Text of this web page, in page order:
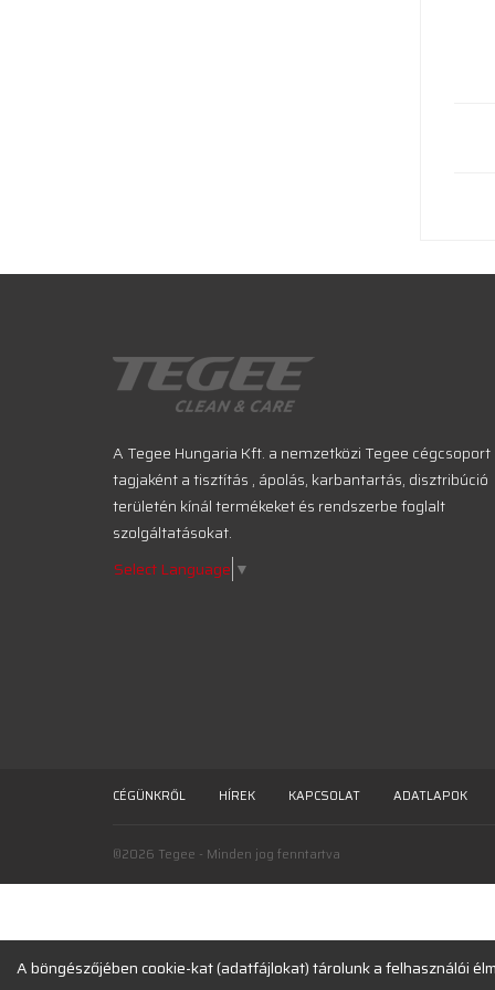
A Tegee Hungaria Kft. a nemzetközi Tegee cégcsoport
tagjaként a tisztítás , ápolás, karbantartás, disztribúció
területén kínál termékeket és rendszerbe foglalt
szolgáltatásokat.
Select Language ▼
CÉGÜNKRŐL HÍREK KAPCSOLAT ADATLAPOK
©2026 Tegee - Minden jog fenntartva
A böngészőjében cookie-kat (adatfájlokat) tárolunk a felhasználói